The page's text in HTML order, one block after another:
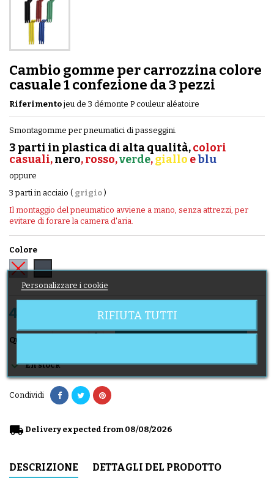
Cambio gomme per carrozzina colore
casuale 1 confezione da 3 pezzi
Riferimento jeu de 3 démonte P couleur aléatoire
Smontagomme per pneumatici di passeggini.
3 parti in plastica di alta qualità,colori
casuali,nero, rosso,verde,giallo eblu
oppure
3 parti in acciaio ( grigio )
Il montaggio del pneumatico avviene a mano, senza attrezzi, per
evitare di forare la camera d'aria.
Colore
Grigio
4,60 € Tasse incluse
Quantità
En stock
Condividi
local_shipping Delivery expected from 08/08/2026
DESCRIZIONE
DETTAGLI DEL PRODOTTO
Personalizzare i cookie
RIFIUTA TUTTI